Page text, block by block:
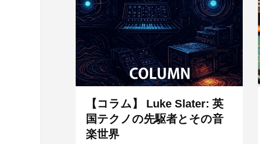
【コラム】 Luke Slater: 英
国テクノの先駆者とその音
楽世界